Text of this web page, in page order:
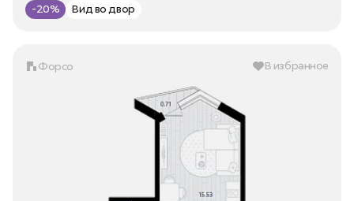
-20% Вид во двор
Форсо В избранное